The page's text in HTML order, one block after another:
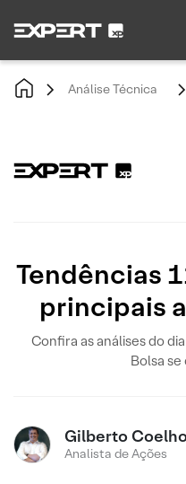
Análise Técnica
Tendências
principais
Confira as análises do
Bolsa
Gilberto
Analista de Ações